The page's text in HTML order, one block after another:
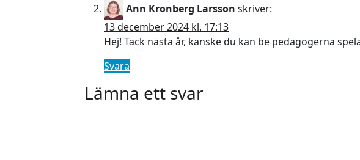
Ann Kronberg Larsson skriver:
13 december 2024 kl. 17:13
Hej! Tack nästa år, kanske du kan be pedagogerna
Svara
Lämna ett svar